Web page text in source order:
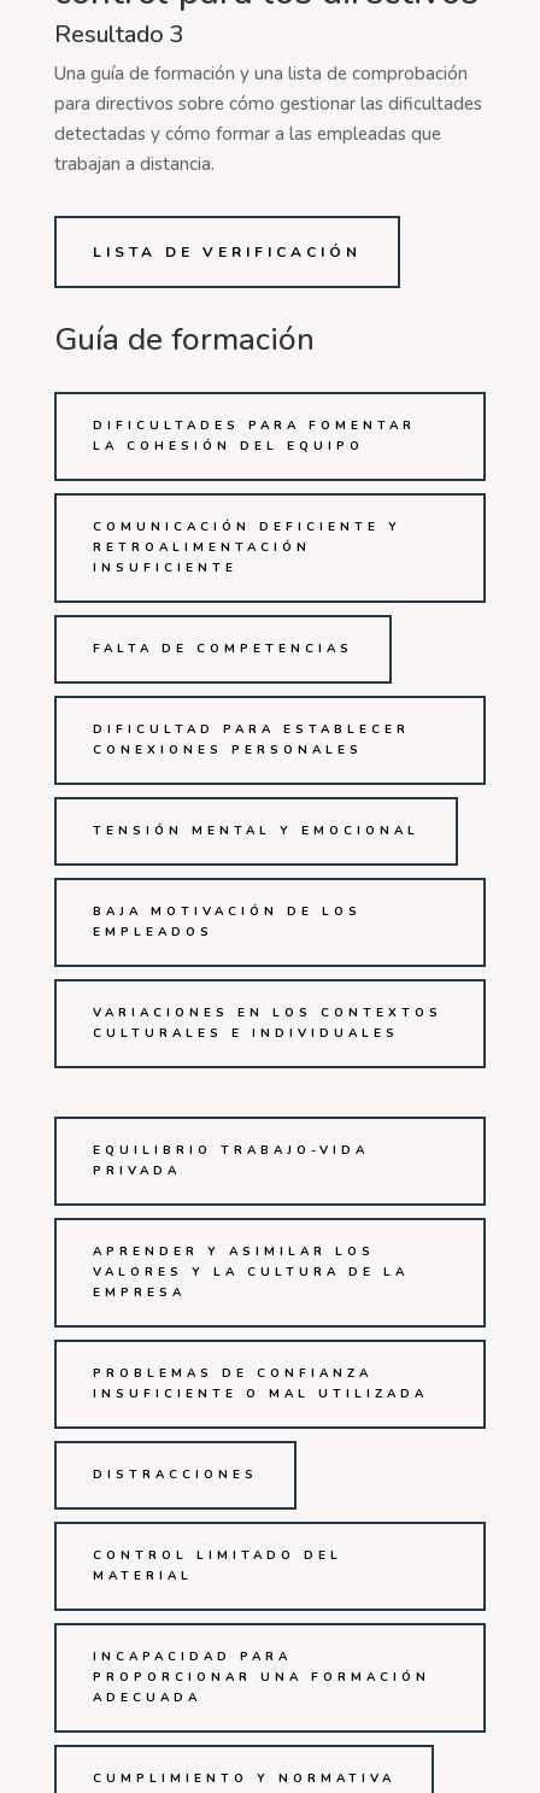
Resultado 3
Una guía de formación y una lista de comprobación
para directivos sobre cómo gestionar las dificultades
detectadas y cómo formar a las empleadas que
trabajan a distancia.
LISTA DE VERIFICACIÓN
Guía de formación
DIFICULTADES PARA FOMENTAR
LA COHESIÓN DEL EQUIPO
COMUNICACIÓN DEFICIENTE Y
RETROALIMENTACIÓN
INSUFICIENTE
FALTA DE COMPETENCIAS
DIFICULTAD PARA ESTABLECER
CONEXIONES PERSONALES
TENSIÓN MENTAL Y EMOCIONAL
BAJA MOTIVACIÓN DE LOS
EMPLEADOS
VARIACIONES EN LOS CONTEXTOS
CULTURALES E INDIVIDUALES
EQUILIBRIO TRABAJO-VIDA
PRIVADA
APRENDER Y ASIMILAR LOS
VALORES Y LA CULTURA DE LA
EMPRESA
PROBLEMAS DE CONFIANZA
INSUFICIENTE O MAL UTILIZADA
DISTRACCIONES
CONTROL LIMITADO DEL
MATERIAL
INCAPACIDAD PARA
PROPORCIONAR UNA FORMACIÓN
ADECUADA
CUMPLIMIENTO Y NORMATIVA